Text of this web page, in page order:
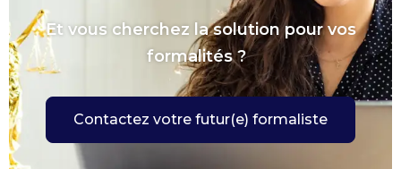
Et vous cherchez la solution pour vos
formalités ?
Contactez votre futur(e) formaliste